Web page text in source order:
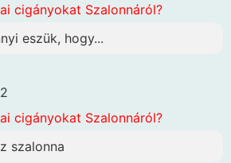
cigányokat Szalonnáról?
eszük, hogy...
cigányokat Szalonnáról?
szalonna